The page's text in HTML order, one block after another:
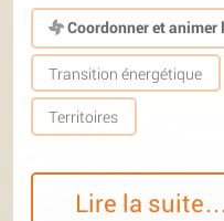
Coordonner et animer
Transition énergétique
Territoires
Lire la suite…